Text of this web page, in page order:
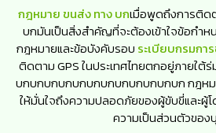
กฎหมาย ขนส่ง ทาง บกเมื่อพูดถึงการติด
บกมันเป็นสิ่งสำคัญที่จะต้องเข้าใจข้อกำ
กฎหมายและข้อบังคับรอบ ระเบียบกรมกา
ติดตาม GPS ในประเทศไทยตกอยู่ภายใต้
บกบกบกบกบกบกบกบกบกบกบกบก กฎหม
ให้มั่นใจถึงความปลอดภัยของผู้ขับขี่และผู้
ความเป็นส่วนตัวของ